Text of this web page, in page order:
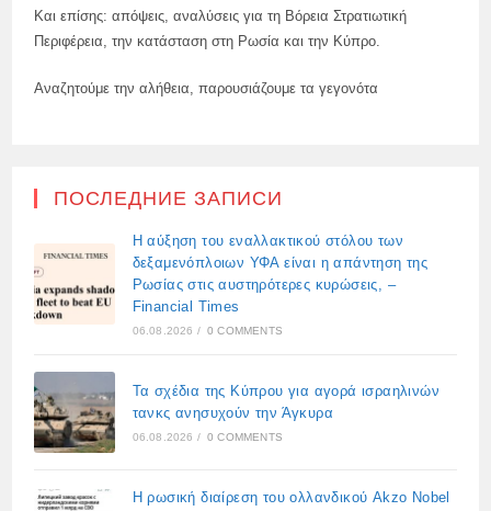
Και επίσης: απόψεις, αναλύσεις για τη Βόρεια Στρατιωτική
Περιφέρεια, την κατάσταση στη Ρωσία και την Κύπρο.
Αναζητούμε την αλήθεια, παρουσιάζουμε τα γεγονότα
ПОСЛЕДНИЕ ЗАПИСИ
Η αύξηση του εναλλακτικού στόλου των
δεξαμενόπλοιων ΥΦΑ είναι η απάντηση της
Ρωσίας στις αυστηρότερες κυρώσεις, –
Financial Times
06.08.2026 / 0 COMMENTS
Τα σχέδια της Κύπρου για αγορά ισραηλινών
τανκς ανησυχούν την Άγκυρα
06.08.2026 / 0 COMMENTS
Η ρωσική διαίρεση του ολλανδικού Akzo Nobel